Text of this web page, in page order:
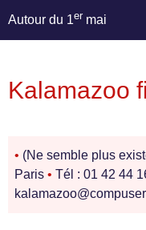
Autour du 1er mai
Kalamazoo
• (Ne semble plus
Paris • Tél : 01 42 44